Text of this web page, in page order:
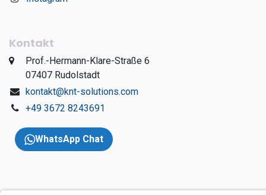
Kontakt
​Prof.-Hermann-Klare-Straße 6
​07407 Rudolstadt
kontakt@knt-solutions.com
+49 3672 8243691
WhatsApp Chat